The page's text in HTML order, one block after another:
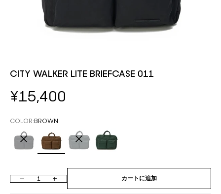
CITY WALKER LITE BRIEFCASE 011
セール価格
¥15,400
COLOR:BROWN
数量を減らす 数量を増やす カートに追加